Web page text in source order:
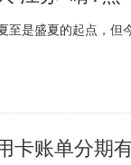
至是盛夏的起点，
卡账单分期